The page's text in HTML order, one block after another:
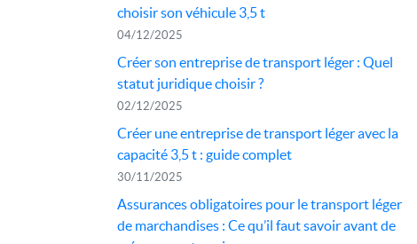
choisir son véhicule 3,5 t
04/12/2025
Créer son entreprise de transport léger : Quel
statut juridique choisir ?
02/12/2025
Créer une entreprise de transport léger avec la
capacité 3,5 t : guide complet
30/11/2025
Assurances obligatoires pour le transport léger
de marchandises : Ce qu’il faut savoir avant de